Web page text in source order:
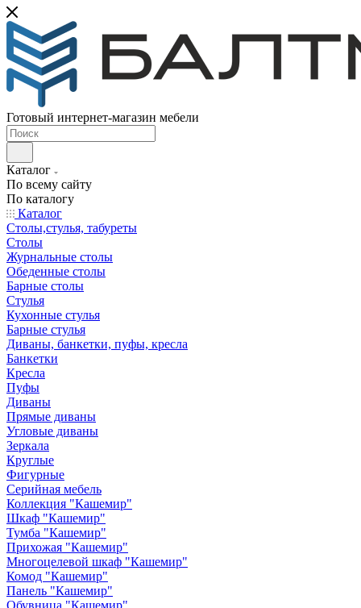
Готовый интернет-магазин мебели
Каталог
По всему сайту
По каталогу
Каталог
Столы,стулья, табуреты
Столы
Журнальные столы
Обеденные столы
Барные столы
Стулья
Кухонные стулья
Барные стулья
Диваны, банкетки, пуфы, кресла
Банкетки
Кресла
Пуфы
Диваны
Прямые диваны
Угловые диваны
Зеркала
Круглые
Фигурные
Серийная мебель
Коллекция "Кашемир"
Шкаф "Кашемир"
Тумба "Кашемир"
Прихожая "Кашемир"
Многоцелевой шкаф "Кашемир"
Комод "Кашемир"
Панель "Кашемир"
Обувница "Кашемир"